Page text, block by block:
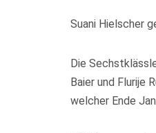
Suani Hielscher
Die
Baier und Flurije
welcher Ende